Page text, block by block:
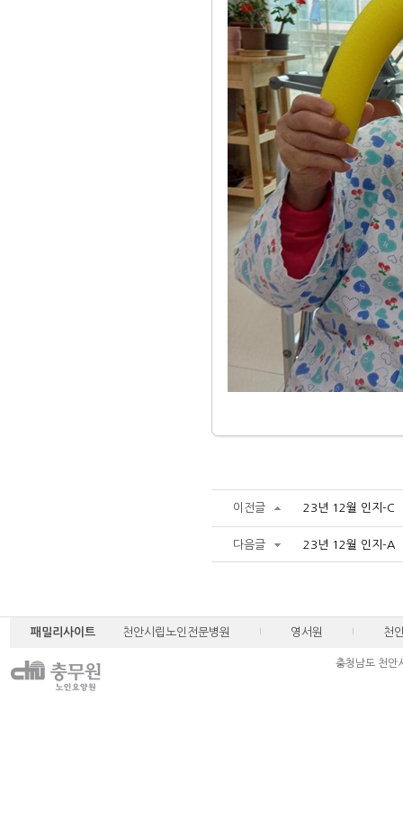
이전글 23년 12월 인지-C
다음글 23년 12월 인지-A
패밀리사이트 천안시립노인전문병원 영서원 천
충청남도 천